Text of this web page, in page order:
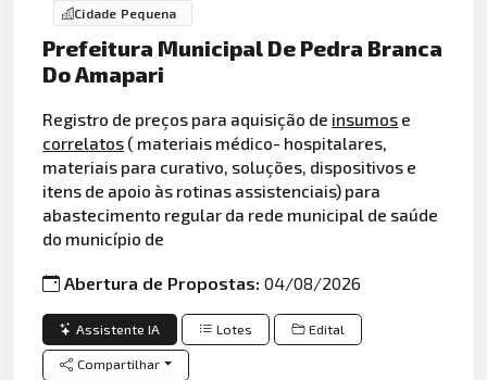
Cidade Pequena
Prefeitura Municipal De Pedra Branca
Do Amapari
Registro de preços para aquisição de insumos e
correlatos ( materiais médico- hospitalares,
materiais para curativo, soluções, dispositivos e
itens de apoio às rotinas assistenciais) para
abastecimento regular da rede municipal de saúde
do município de
Abertura de Propostas:04/08/2026
Assistente IA Lotes Edital
Compartilhar